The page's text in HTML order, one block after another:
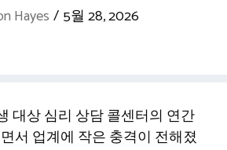
Hayes / 5월 28, 2026
대상 심리 상담 콜센터의 연간
서 업계에 작은 충격이 전해졌